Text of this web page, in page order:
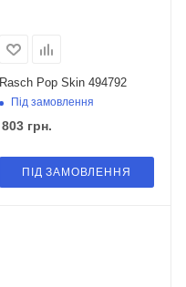
Rasch Pop Skin 494792
Під замовлення
803грн.
ПІД ЗАМОВЛЕННЯ